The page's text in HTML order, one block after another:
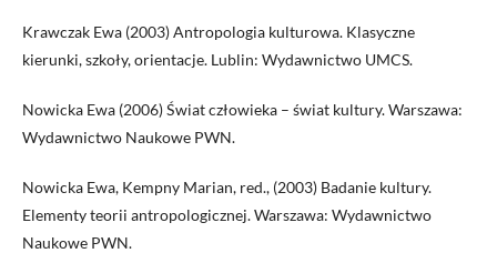
Krawczak Ewa (2003) Antropologia kulturowa. Klasyczne
kierunki, szkoły, orientacje. Lublin: Wydawnictwo UMCS.
Nowicka Ewa (2006) Świat człowieka – świat kultury. Warszawa:
Wydawnictwo Naukowe PWN.
Nowicka Ewa, Kempny Marian, red., (2003) Badanie kultury.
Elementy teorii antropologicznej. Warszawa: Wydawnictwo
Naukowe PWN.